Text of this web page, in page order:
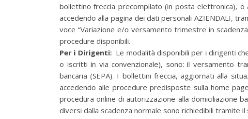
bollettino freccia precompilato (in posta elettronica), o
accedendo alla pagina dei dati personali AZIENDALI,
voce “Variazione e/o versamento trimestre in
procedure disponibili.
Per i Dirigenti: Le modalità disponibili per i dirigenti
o iscritti in via convenzionale), sono: il versamento
bancaria (SEPA). I bollettini freccia, aggiornati alla
accedendo alle procedure predisposte sulla home
procedura online di autorizzazione alla domiciliazione
diversi dalla scadenza normale sono richiedibili tramite il